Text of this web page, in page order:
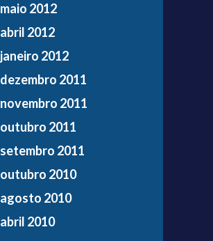
maio 2012
abril 2012
janeiro 2012
dezembro 2011
novembro 2011
outubro 2011
setembro 2011
outubro 2010
agosto 2010
abril 2010